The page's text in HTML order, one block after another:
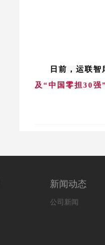
日前，运联智
及“中国零担30强
新闻动态
公司新闻